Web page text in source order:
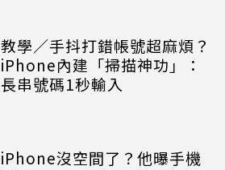
教學／手抖打錯帳號超麻煩？
iPhone內建「掃描神功」：
長串號碼1秒輸入
iPhone沒空間了？他曝手機